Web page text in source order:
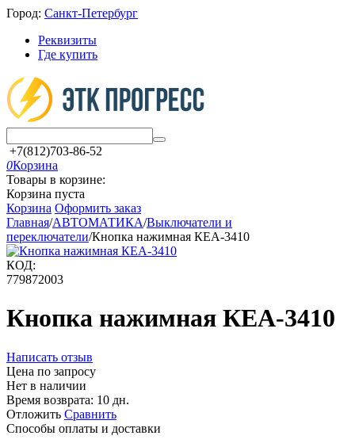
Город: Санкт-Петербург
Реквизиты
Где купить
+7(812)703-86-52
0Корзина
Товары в корзине:
Корзина пуста
Корзина Оформить заказ
Главная/АВТОМАТИКА/Выключатели и
переключатели/Кнопка нажимная КЕА-3410
КОД:
779872003
Кнопка нажимная КЕА-3410
Написать отзыв
Цена по запросу
Нет в наличии
Время возврата: 10 дн.
Отложить Сравнить
Способы оплаты и доставки